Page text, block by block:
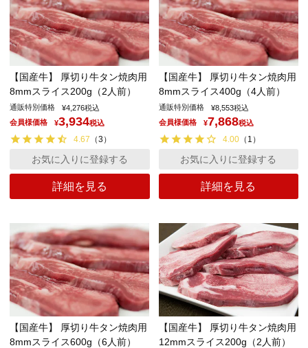
【国産牛】 厚切り牛タン焼肉用
8mmスライス200g（2人前）
通販特別価格 ¥4,276税込
会員様価格
¥3,934税込
4.67 （3 ）
詳細を見る
お気に入りに登録する
【国産牛】 厚切り牛タン焼肉用
8mmスライス400g（4人前）
通販特別価格 ¥8,553税込
会員様価格
¥7,868税込
4.00（ 1 ）
詳細を見る
お気に入りに登録する
【国産牛】 厚切り牛タン焼肉用
8mmスライス600g（6人前）
【国産牛】 厚切り牛タン焼肉用
12mmスライス200g（2人前）